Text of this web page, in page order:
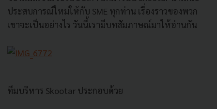
ประสบการณ์ใหม่ให้กับ SME ทุกท่าน เรื่องราวของพวก
เขาจะเป็นอย่างไร วันนี้เรามีบทสัมภาษณ์มาให้อ่านกัน
ทีมบริหาร Skootar ประกอบด้วย